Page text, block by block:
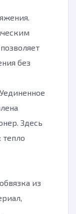
без
Здесь
тепло
из